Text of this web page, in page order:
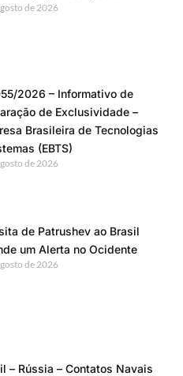
de 2026
2026 – Informativo de
de Exclusividade –
Brasileira de Tecnologias
(EBTS)
de 2026
de Patrushev ao Brasil
um Alerta no Ocidente
de 2026
– Rússia – Contatos Navais